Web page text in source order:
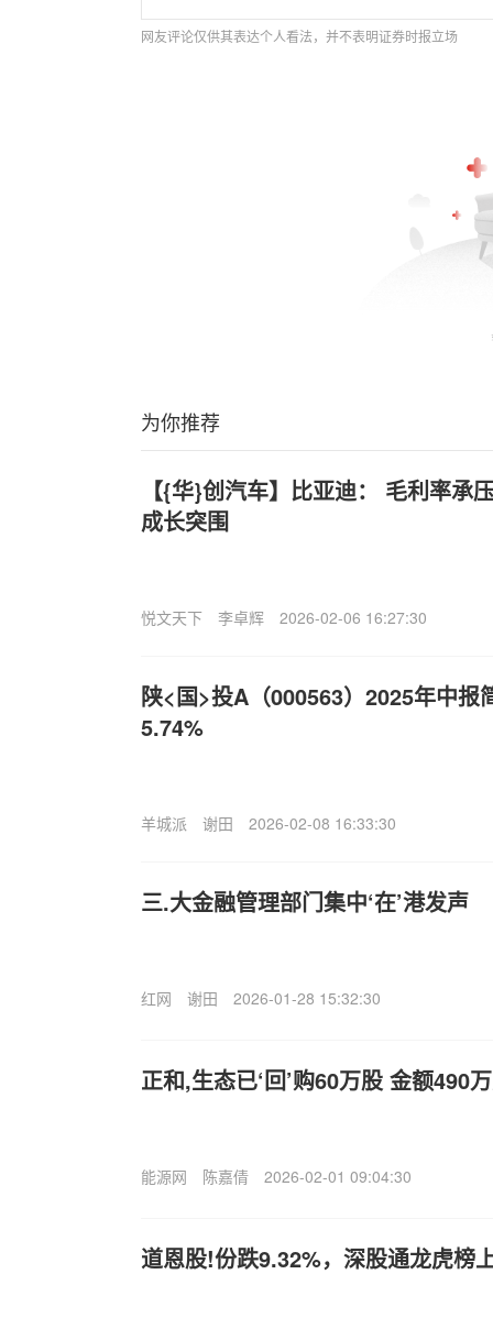
网友评论仅供其表达个人看法，并不表明证券时报立场
为你推荐
【{华}创汽车】比亚迪： 毛利率承
成长突围
悦文天下 李卓辉 2026-02-06 16:27:30
陕<国>投A（000563）2025年中报
5.74%
羊城派 谢田 2026-02-08 16:33:30
三.大金融管理部门集中‘在’港发声
红网 谢田 2026-01-28 15:32:30
正和,生态已‘回’购60万股 金额490
能源网 陈嘉倩 2026-02-01 09:04:30
道恩股!份跌9.32%，深股通龙虎榜